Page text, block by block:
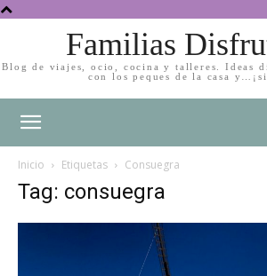
Familias
Blog de viajes, ocio, cocina y talleres. Ideas
con los peques de la casa
Inicio Etiquetas Consuegra
Tag: consuegra